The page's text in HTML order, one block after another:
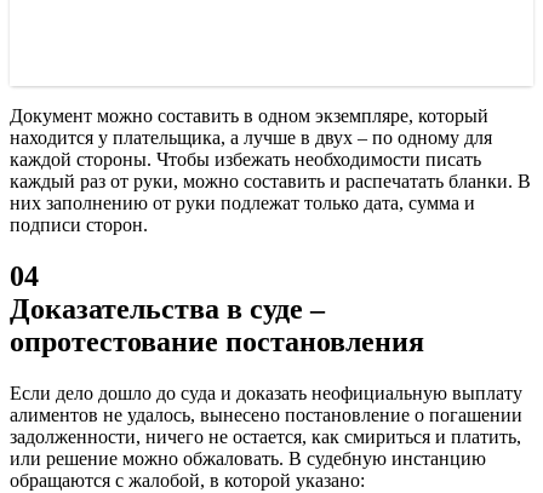
Документ можно составить в одном экземпляре, который
находится у плательщика, а лучше в двух – по одному для
каждой стороны. Чтобы избежать необходимости писать
каждый раз от руки, можно составить и распечатать бланки. В
них заполнению от руки подлежат только дата, сумма и
подписи сторон.
04
Доказательства в суде –
опротестование постановления
Если дело дошло до суда и доказать неофициальную выплату
алиментов не удалось, вынесено постановление о погашении
задолженности, ничего не остается, как смириться и платить,
или решение можно обжаловать. В судебную инстанцию
обращаются с жалобой, в которой указано: